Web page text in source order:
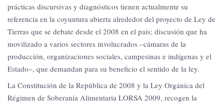
prácticas discursivas y diagnósticos tienen actualmente su
referencia en la coyuntura abierta alrededor del proyecto de Ley de
Tierras que se debate desde el 2008 en el país; discusión que ha
movilizado a varios sectores involucrados –cámaras de la
producción, organizaciones sociales, campesinas e indígenas y el
Estado–, que demandan para su beneficio el sentido de la ley.
La Constitución de la República de 2008 y la Ley Orgánica del
Régimen de Soberanía Alimentaria LORSA 2009, recogen la